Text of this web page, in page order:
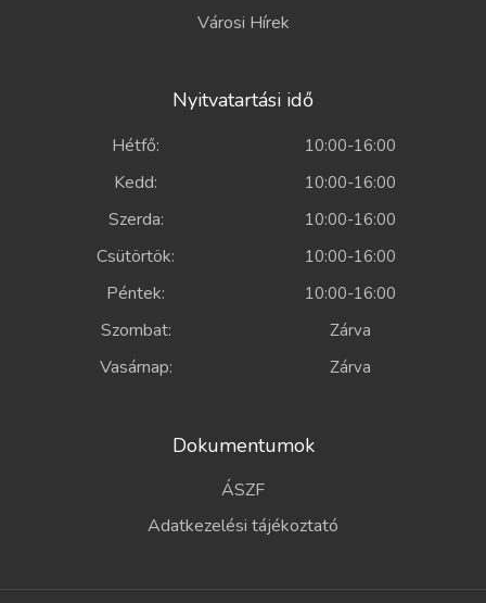
Városi Hírek
Nyitvatartási idő
Hétfő: 10:00-16:00
Kedd: 10:00-16:00
Szerda: 10:00-16:00
Csütörtök: 10:00-16:00
Péntek: 10:00-16:00
Szombat: Zárva
Vasárnap: Zárva
Dokumentumok
ÁSZF
Adatkezelési tájékoztató